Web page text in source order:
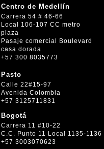
Centro de Medellín
Carrera 54 # 46-66
Local 106-107 CC metro
plaza
Pasaje comercial Boulevard
casa dorada
+57 300 8035773
Pasto
Calle 22#15-97
Avenida Colombia
+57 3125711831
Bogotá
Carrera 11 #10-22
C.C. Punto 11 Local 1135-1136
+57 3003070623